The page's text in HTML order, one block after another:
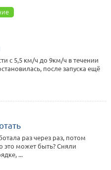
с 5,5 км/ч до 9км/ч в течении
после запуска ещё
раз через раз, потом
это может быть? Сняли
...